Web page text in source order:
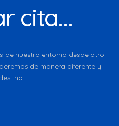
cita...
de nuestro entorno desde otro
de manera diferente y